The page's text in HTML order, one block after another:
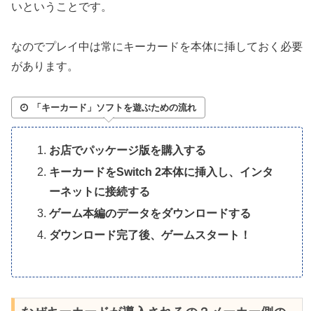
いということです。
なのでプレイ中は常にキーカードを本体に挿しておく必要
があります。
「キーカード」ソフトを遊ぶための流れ
お店でパッケージ版を購入する
キーカードをSwitch 2本体に挿入し、インタ
ーネットに接続する
ゲーム本編のデータをダウンロードする
ダウンロード完了後、ゲームスタート！